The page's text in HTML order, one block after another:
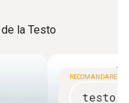
la Testo
RECOMANDARE
testo